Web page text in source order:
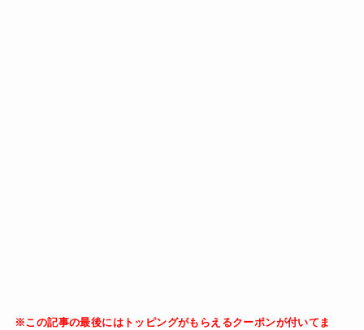
※この記事の最後にはトッピングがもらえるクーポンが付いてま